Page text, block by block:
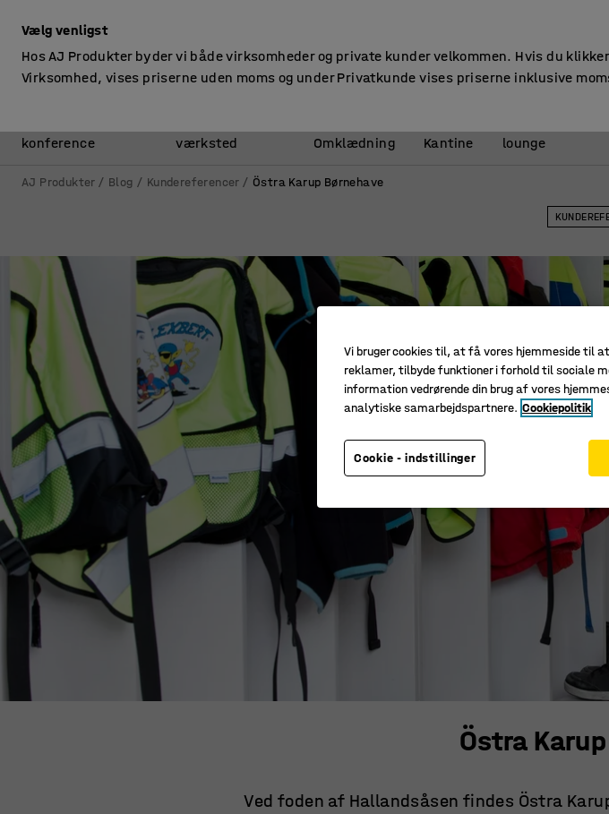
konference
værksted
Omklædning Kantine
lounge
AJ Produkter Blog Kundereferencer Östra Karup Børnehave
Östra
Ved foden af Hallandsåsen findes Östra
Vælg venligst
Hos AJ Produkter byder vi både virksomheder og private kunder velkommen. Hvis du
Virksomhed, vises priserne uden moms og under Privatkunde vises priserne inklusive
Vi bruger cookies til, at få vores hjemmeside til
reklamer, tilbyde funktioner i forhold til sociale
information vedrørende din brug af vores
analytiske samarbejdspartnere. Cookiepolitik
Cookie - indstillinger